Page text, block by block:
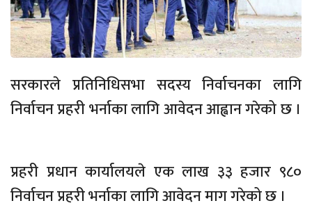
सरकारले प्रतिनिधिसभा सदस्य निर्वाचनका लागि
निर्वाचन प्रहरी भर्नाका लागि आवेदन आह्वान गरेको छ ।
प्रहरी प्रधान कार्यालयले एक लाख ३३ हजार ९८०
निर्वाचन प्रहरी भर्नाका लागि आवेदन माग गरेको छ ।